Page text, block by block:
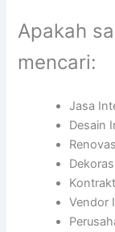
Apakah
mencari:
Jasa
Desain
Vendor